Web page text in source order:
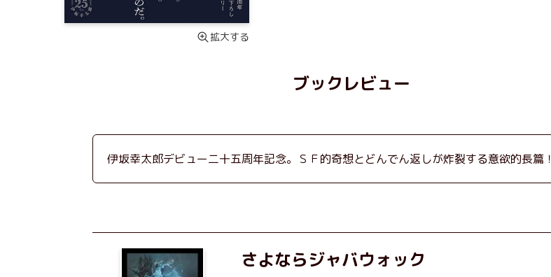
拡大する
ブックレビュー
伊坂幸太郎デビュー二十五周年記念。ＳＦ的奇想とどんでん返しが炸裂する意欲的長篇！
さよならジャバウォック